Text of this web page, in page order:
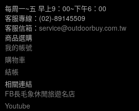
每周一~五 早上9：00~下午6：00
客服專線：(02)-89145509
客服信箱： service@outdoorbuy.com.tw
商品選購
我的帳號
購物車
結帳
相關連結
FB長毛象休閒旅遊名店
Youtube